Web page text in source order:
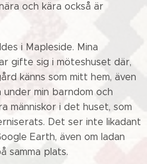
och kära också är
i Mapleside. Mina
gifte sig i möteshuset där,
känns som mitt hem, även
min barndom och
människor i det huset, som
Det ser inte likadant
Earth, även om ladan
samma plats.